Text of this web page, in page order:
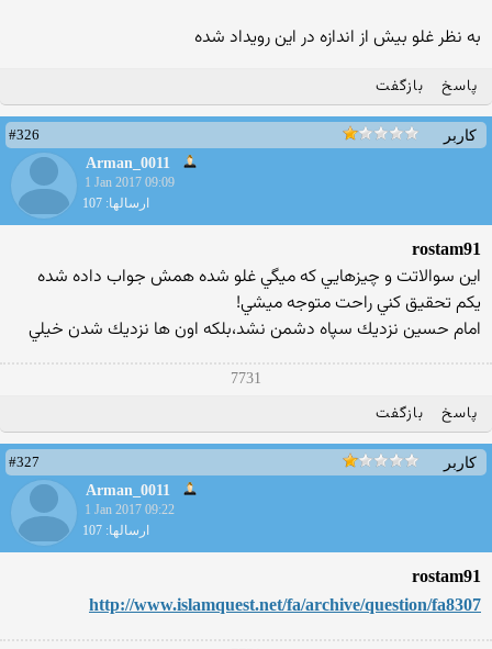
به نظر غلو بیش از اندازه در این رویداد شده
پاسخ بازگفت
کاربر
#326
Arman_0011
1 Jan 2017 09:09
ارسالها: 107
rostam91
اين سوالاتت و چيزهايي كه ميگي غلو شده همش جواب داده شده
يكم تحقيق كني راحت متوجه ميشي!
امام حسين نزديك سپاه دشمن نشد،بلكه اون ها نزديك شدن خيلي
7731
پاسخ بازگفت
کاربر
#327
Arman_0011
1 Jan 2017 09:22
ارسالها: 107
rostam91
http://www.islamquest.net/fa/archive/question/fa8307